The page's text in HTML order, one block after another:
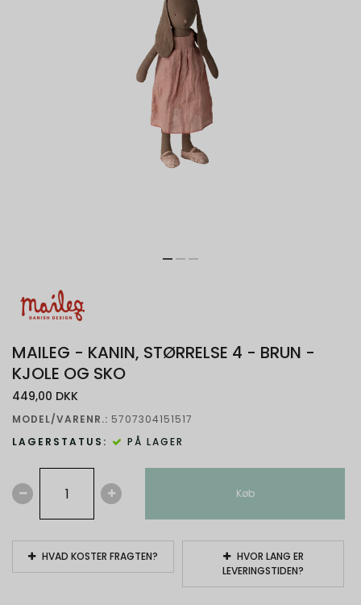
MAILEG - KANIN, STØRRELSE 4 - BRUN -
KJOLE OG SKO
449,00 DKK
MODEL/VARENR.: 5707304151517
LAGERSTATUS:
PÅ LAGER
Køb
HVAD KOSTER FRAGTEN?
HVOR LANG ER
LEVERINGSTIDEN?